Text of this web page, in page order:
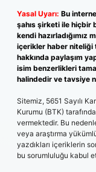
Yasal Uyarı: Bu
şahıs şirketi ile hiçbir
kendi hazırladığımız
içerikler haber niteliği
hakkında paylaşım
isim benzerlikleri
halindedir ve tavsiye
Sitemiz, 5651 Sayılı
Kurumu (BTK)
vermektedir. Bu
veya araştırma
yazdıkları içeriklerin
bu sorumluluğu kabul